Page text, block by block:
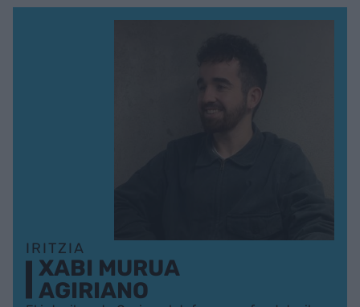
IRITZIA
XABI MURUA
AGIRIANO